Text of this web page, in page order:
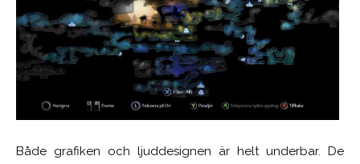
Både grafiken och ljuddesignen är helt underbar. De